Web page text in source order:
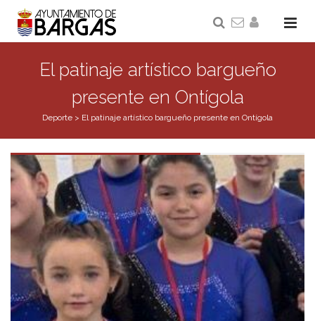
El patinaje artístico bargueño
presente en Ontígola
Deporte > El patinaje artístico bargueño presente en Ontígola